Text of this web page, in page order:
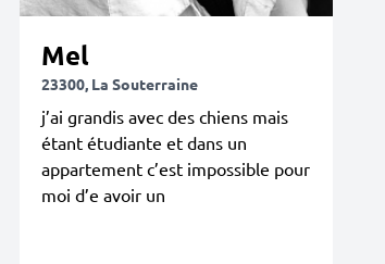
Mel
23300, La Souterraine
j’ai grandis avec des chiens mais
étant étudiante et dans un
appartement c’est impossible pour
moi d’e avoir un